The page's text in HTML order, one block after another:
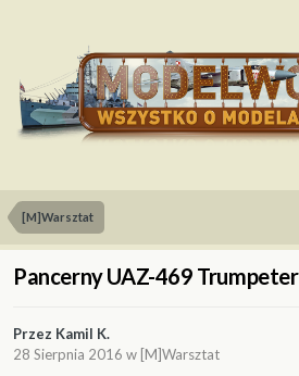
[M]Warsztat
Pancerny UAZ-469
Przez Kamil K.
28 Sierpnia 2016 w [M]Warsztat